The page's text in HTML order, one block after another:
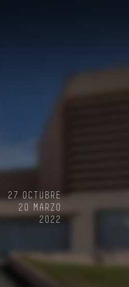
27 OCTUBRE
20 MARZO
2022